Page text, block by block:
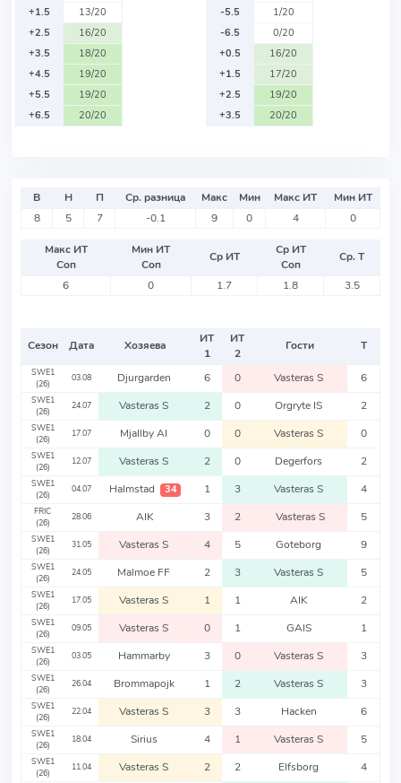
+1.5
13/20
+2.5
16/20
+3.5
18/20
+4.5
19/20
+5.5
19/20
+6.5
20/20
-5.5
1/20
-6.5
0/20
+0.5
16/20
+1.5
17/20
+2.5
19/20
+3.5
20/20
В Н П Ср. разница Макс Мин Макс ИТ
Мин ИТ
8
5 7 -0.1 9 0 4 0
Макс ИТ
Соп
Мин ИТ
Соп
Ср ИТ
Ср ИТ
Соп
Ср. Т
6
0 1.7 1.8 3.5
Сезон Дата Хозяева
ИТ
1
ИТ
2
Гости Т
SWE1
(26)
03.08 Djurgarden 6 0 Vasteras S 6
SWE1
(26)
24.07 Vasteras S 2 0 Orgryte IS 2
SWE1
(26)
17.07 Mjallby AI 0 0 Vasteras S 0
SWE1
(26)
12.07 Vasteras S 2 0 Degerfors 2
SWE1
(26)
04.07 Halmstad 34 1 3 Vasteras S 4
FRIC
(26)
28.06 AIK 3 2 Vasteras S 5
SWE1
(26)
31.05 Vasteras S 4 5 Goteborg 9
SWE1
(26)
24.05 Malmoe FF 2 3 Vasteras S 5
SWE1
(26)
17.05 Vasteras S 1 1 AIK 2
SWE1
(26)
09.05 Vasteras S 0 1 GAIS 1
SWE1
(26)
03.05 Hammarby 3 0 Vasteras S 3
SWE1
(26)
26.04 Brommapojk 1 2 Vasteras S 3
SWE1
(26)
22.04 Vasteras S 3 3 Hacken 6
SWE1
(26)
18.04 Sirius 4 1 Vasteras S 5
SWE1
(26)
11.04 Vasteras S 2 2 Elfsborg 4